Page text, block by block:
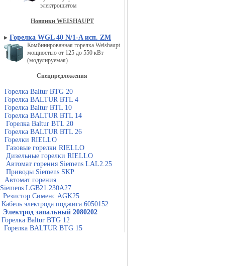
электрощитом
Новинки WEISHAUPT
▸ Горелка WGL 40 N/1-A исп. ZM
Комбинированная горелка Weishaupt
мощностью от 125 до 550 кВт
(модулируемая).
Спецпредложения
Горелка Baltur BTG 20
Горелка BALTUR BTL 4
Горелка Baltur BTL 10
Горелка BALTUR BTL 14
Горелка Baltur BTL 20
Горелка BALTUR BTL 26
Горелки RIELLO
Газовые горелки RIELLO
Дизельные горелки RIELLO
Автомат горения Siemens LAL2.25
Приводы Siemens SKP
Автомат горения
Siemens LGB21.230A27
Резистор Сименс AGK25
Кабель электрода поджига 6050152
Электрод запальный 2080202
Горелка Baltur BTG 12
Горелка BALTUR BTG 15